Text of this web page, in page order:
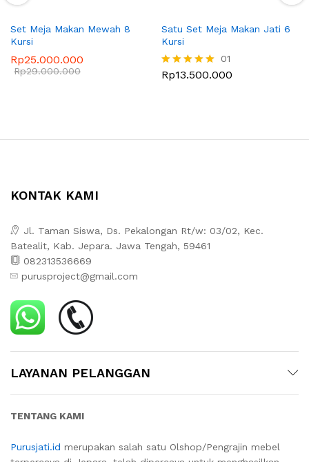
Set Meja Makan Mewah 8
Kursi
Rp25.000.000
Rp29.000.000
Satu Set Meja Makan Jati 6
Kursi
Dinilai
01
Rp13.500.000
KONTAK KAMI
Jl. Taman Siswa, Ds. Pekalongan Rt/w: 03/02, Kec.
Batealit, Kab. Jepara. Jawa Tengah, 59461
082313536669
purusproject@gmail.com
LAYANAN PELANGGAN
TENTANG KAMI
Purusjati.id merupakan salah satu Olshop/Pengrajin mebel